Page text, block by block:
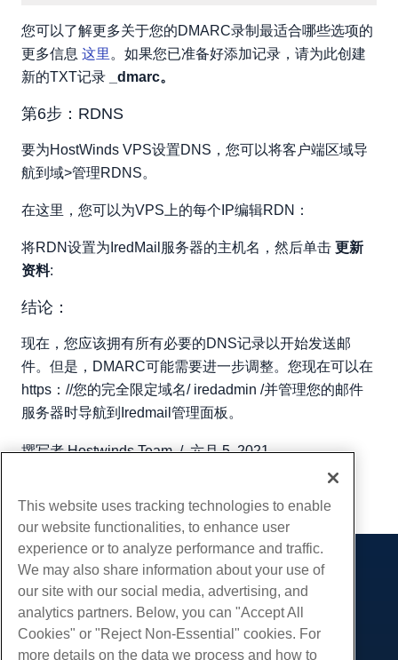
您可以了解更多关于您的DMARC录制最适合哪些选项的
更多信息 这里 。如果您已准备好添加记录，请为此创建
新的TXT记录
_dmarc。
第6步：RDNS
要为HostWinds VPS设置DNS，您可以将客户端区域导
航到域>管理RDNS。
在这里，您可以为VPS上的每个IP编辑RDN：
将RDN设置为IredMail服务器的主机名，然后单击 更新
资料:
结论：
现在，您应该拥有所有必要的DNS记录以开始发送邮
件。但是，DMARC可能需要进一步调整。您现在可以在
https：//您的完全限定域名/ iredadmin /并管理您的邮件
服务器时导航到Iredmail管理面板。
撰写者 Hostwinds Team/六月 5, 2021
产品展示
虚拟主机
企业主机
转销商托管
服务
网站迁移
This website uses tracking technologies to enable
our website functionalities, to enhance user
experience or to analyze performance and traffic.
We may also share information about your use of
our site with our social media, advertising, and
analytics partners. Below, you can "Accept All
Cookies" or "Reject Non-Essential" cookies. For
more details on the data we process and how to